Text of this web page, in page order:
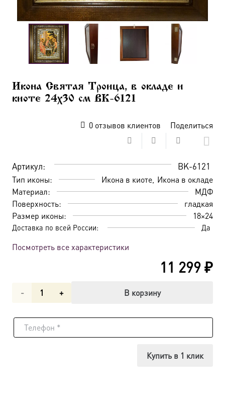
Икона Святая Троица, в окладе и
киоте 24х30 см BK-6121
0отзывов клиентов Поделиться
Артикул: BK-6121
Тип иконы: Икона в киоте Икона в окладе
Материал:
МДФ
Поверхность:
гладкая
Размер иконы:
18×24
Доставка по всей России: Да
Посмотреть все характеристики
11 299₽
Количество
Икона
В корзину
Купить в 1 клик